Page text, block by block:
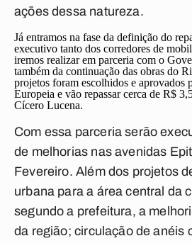
ações dessa natureza.
Já entramos na fase da definição do
executivo tanto dos corredores de
iremos realizar em parceria com o
também da continuação das obras do
projetos foram escolhidos e aprovados
Europeia e vão repassar cerca de R$
Cícero Lucena.
Com essa parceria serão
de melhorias nas avenidas
Fevereiro. Além dos projetos
urbana para a área central da
segundo a prefeitura, a
da região; circulação de anéis